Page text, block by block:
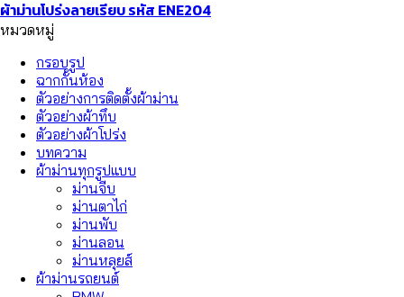
ผ้าม่านโปร่งลายเรียบ รหัส ENE204
หมวดหมู่
กรอบรูป
ฉากกั้นห้อง
ตัวอย่างการติดตั้งผ้าม่าน
ตัวอย่างผ้าทึบ
ตัวอย่างผ้าโปร่ง
บทความ
ผ้าม่านทุกรูปแบบ
ม่านจีบ
ม่านตาไก่
ม่านพับ
ม่านลอน
ม่านหลุยส์
ผ้าม่านรถยนต์